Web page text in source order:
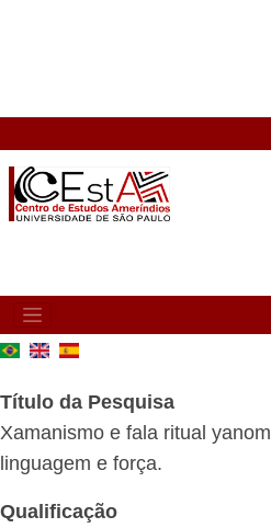
MAIN
NAVIGATION
Título da Pesquisa
Xamanismo e fala ritual
linguagem e força.
Qualificação